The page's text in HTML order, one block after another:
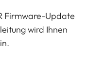
Firmware-Update
wird Ihnen